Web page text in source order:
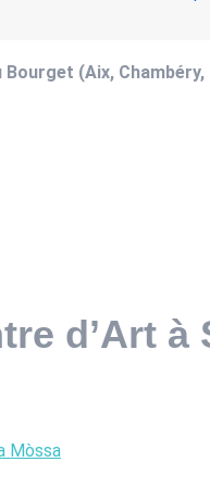
(Aix,
d’Art à
Mòssa